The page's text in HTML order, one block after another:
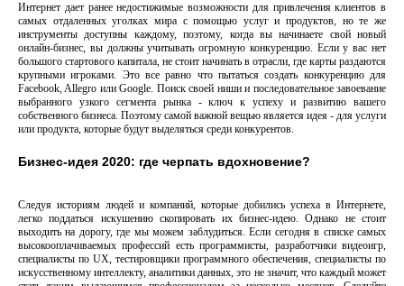
Интернет дает ранее недостижимые возможности для привлечения клиентов в
самых отдаленных уголках мира с помощью услуг и продуктов, но те же
инструменты доступны каждому, поэтому, когда вы начинаете свой новый
онлайн-бизнес, вы должны учитывать огромную конкуренцию. Если у вас нет
большого стартового капитала, не стоит начинать в отрасли, где карты раздаются
крупными игроками. Это все равно что пытаться создать конкуренцию для
Facebook, Allegro или Google. Поиск своей ниши и последовательное завоевание
выбранного узкого сегмента рынка - ключ к успеху и развитию вашего
собственного бизнеса. Поэтому самой важной вещью является идея - для услуги
или продукта, которые будут выделяться среди конкурентов.
Бизнес-идея 2020: где черпать вдохновение?
Следуя историям людей и компаний, которые добились успеха в Интернете,
легко поддаться искушению скопировать их бизнес-идею. Однако не стоит
выходить на дорогу, где мы можем заблудиться. Если сегодня в списке самых
высокооплачиваемых профессий есть программисты, разработчики видеоигр,
специалисты по UX, тестировщики программного обеспечения, специалисты по
искусственному интеллекту, аналитики данных, это не значит, что каждый может